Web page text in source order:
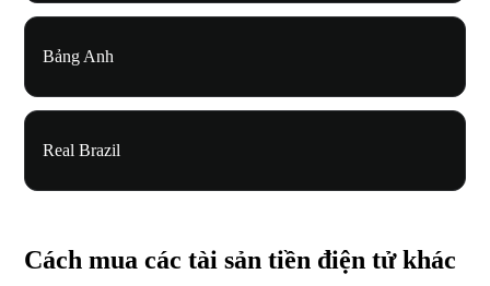
Bảng Anh
Real Brazil
Cách mua các tài sản tiền điện tử khác